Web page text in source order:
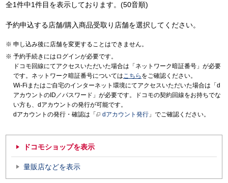
全1件中1件目を表示しております。(50音順)
予約申込する店舗/購入商品受取り店舗を選択してください。
申し込み後に店舗を変更することはできません。
予約手続きにはログインが必要です。
ドコモ回線にてアクセスいただいた場合は「ネットワーク暗証番号」が必要
です。ネットワーク暗証番号についてはこちら をご確認ください。
Wi-Fiまたはご自宅のインターネット環境にてアクセスいただいた場合は「d
アカウントのID／パスワード」が必要です。ドコモの契約回線をお持ちでな
い方も、dアカウントの発行が可能です。
dアカウントの発行・確認は「
dアカウント発行 」でご確認ください。
ドコモショップを表示
量販店などを表示